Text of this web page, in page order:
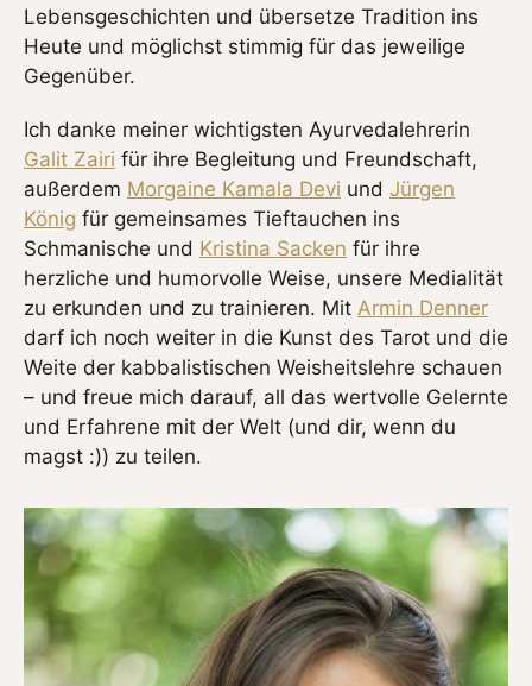
Lebensgeschichten und übersetze Tradition ins
Heute und möglichst stimmig für das jeweilige
Gegenüber.
Ich danke meiner wichtigsten Ayurvedalehrerin
Galit Zairi für ihre Begleitung und Freundschaft,
außerdem Morgaine Kamala Devi und Jürgen
König für gemeinsames Tieftauchen ins
Schmanische und Kristina Sacken für ihre
herzliche und humorvolle Weise, unsere Medialität
zu erkunden und zu trainieren. Mit Armin Denner
darf ich noch weiter in die Kunst des Tarot und die
Weite der kabbalistischen Weisheitslehre schauen
– und freue mich darauf, all das wertvolle Gelernte
und Erfahrene mit der Welt (und dir, wenn du
magst :)) zu teilen.